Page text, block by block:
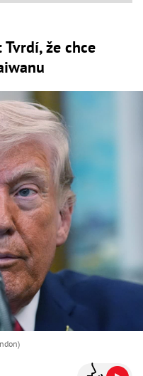
že chce